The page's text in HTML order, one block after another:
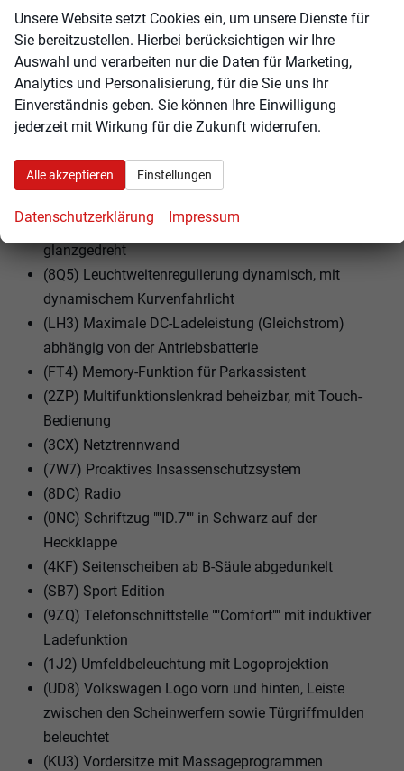
Schlechtwetterlicht, Begrüßungsfunktion
(PBE) Interieurpaket
(PBP) Komfortpaket inkl. Navigationssystem
""Discover Pro Max""
(8VP) LED-Rückleuchten mit dynamischer
(76C) Ladekabel Mode 3 Typ 2, 16 A
9,5 J x 20 hinten, in Schwarz, Oberfläche
glanzgedreht
(8Q5) Leuchtweitenregulierung dynamisch, mit
dynamischem Kurvenfahrlicht
(LH3) Maximale DC-Ladeleistung (Gleichstrom)
abhängig von der Antriebsbatterie
(FT4) Memory-Funktion für Parkassistent
(2ZP) Multifunktionslenkrad beheizbar, mit Touch-
Bedienung
(3CX) Netztrennwand
(7W7) Proaktives Insassenschutzsystem
(8DC) Radio
(0NC) Schriftzug ""ID.7"" in Schwarz auf der
Heckklappe
(4KF) Seitenscheiben ab B-Säule abgedunkelt
(SB7) Sport Edition
(9ZQ) Telefonschnittstelle ""Comfort"" mit induktiver
Ladefunktion
(1J2) Umfeldbeleuchtung mit Logoprojektion
(UD8) Volkswagen Logo vorn und hinten, Leiste
zwischen den Scheinwerfern sowie Türgriffmulden
beleuchtet
(KU3) Vordersitze mit Massageprogrammen
Unsere Website setzt Cookies ein, um unsere Dienste für
Sie bereitzustellen. Hierbei berücksichtigen wir Ihre
Auswahl und verarbeiten nur die Daten für Marketing,
Analytics und Personalisierung, für die Sie uns Ihr
Einverständnis geben. Sie können Ihre Einwilligung
jederzeit mit Wirkung für die Zukunft widerrufen.
Alle akzeptieren Einstellungen
Datenschutzerklärung Impressum